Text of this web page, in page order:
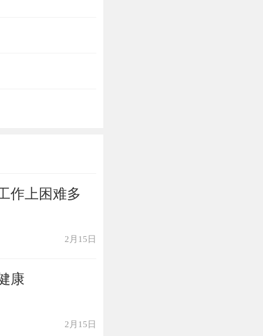
作上困难多
2月15日
康
2月15日